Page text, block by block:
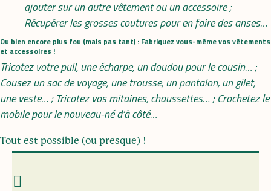
ajouter sur un autre vêtement ou un accessoire ;
Récupérer les grosses coutures pour en faire des anses…
Ou bien encore plus fou (mais pas tant) : Fabriquez vous-même vos vêtements
et accessoires !
Tricotez votre pull, une écharpe, un doudou pour le cousin… ;
Cousez un sac de voyage, une trousse, un pantalon, un gilet,
une veste… ; Tricotez vos mitaines, chaussettes… ; Crochetez le
mobile pour le nouveau-né d’à côté…
Tout est possible (ou presque) !